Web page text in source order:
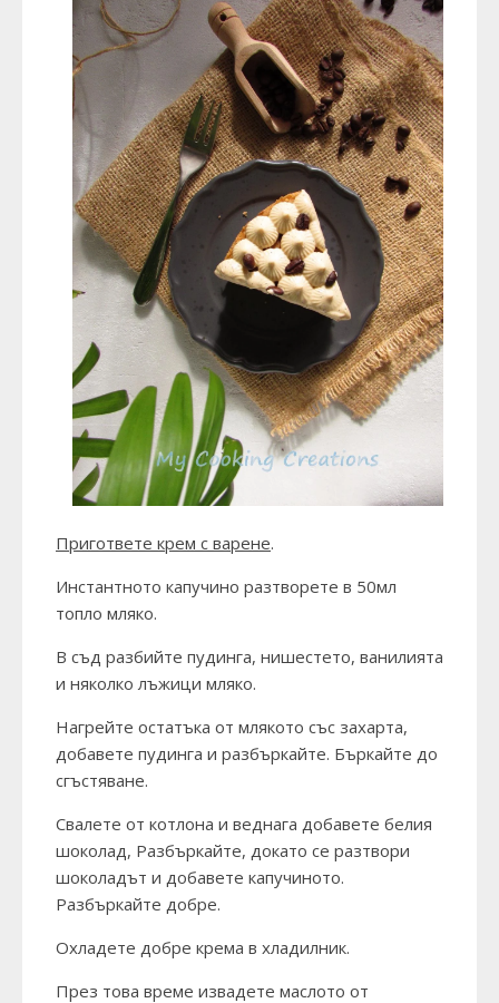
Пригответе крем с варене.
Инстантното капучино разтворете в 50мл
топло мляко.
В съд разбийте пудинга, нишестето, ванилията
и няколко лъжици мляко.
Нагрейте остатъка от млякото със захарта,
добавете пудинга и разбъркайте. Бъркайте до
сгъстяване.
Свалете от котлона и веднага добавете белия
шоколад, Разбъркайте, докато се разтвори
шоколадът и добавете капучиното.
Разбъркайте добре.
Охладете добре крема в хладилник.
През това време извадете маслото от